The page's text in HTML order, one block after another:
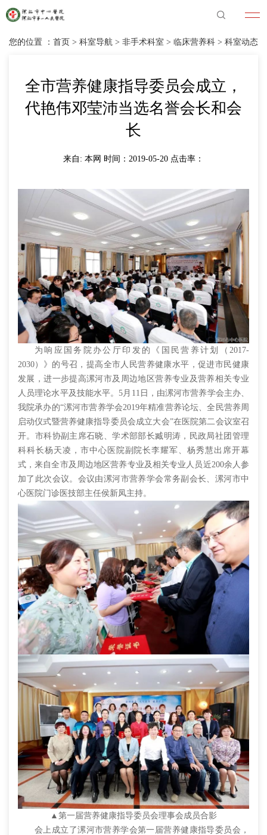
您的位置 ： 首页 > 科室导航 > 非手术科室 > 临床营养科 > 科室动态
全市营养健康指导委员会成立，
代艳伟邓莹沛当选名誉会长和会
长
来自: 本网 时间：2019-05-20 点击率：
为响应国务院办公厅印发的《国民营养计划（2017-
2030）》的号召，提高全市人民营养健康水平，促进市民健康
发展，进一步提高漯河市及周边地区营养专业及营养相关专业
人员理论水平及技能水平。5月11日，由漯河市营养学会主办、
我院承办的“漯河市营养学会2019年精准营养论坛、全民营养周
启动仪式暨营养健康指导委员会成立大会”在医院第二会议室召
开。市科协副主席石晓、学术部部长臧明涛，民政局社团管理
科科长杨天凌，市中心医院副院长李耀军、杨秀慧出席开幕
式，来自全市及周边地区营养专业及相关专业人员近200余人参
加了此次会议。会议由漯河市营养学会常务副会长、漯河市中
心医院门诊医技部主任侯新凤主持。
▲第一届营养健康指导委员会理事会成员合影
会上成立了漯河市营养学会第一届营养健康指导委员会，